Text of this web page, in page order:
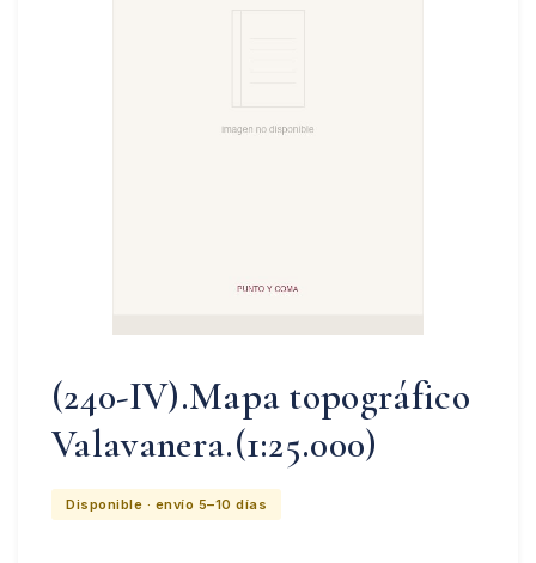
(240-IV).Mapa topográfico
Valavanera.(1:25.000)
Disponible · envío 5–10 días